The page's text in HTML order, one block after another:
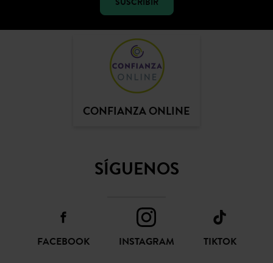
CONFIANZA ONLINE
SÍGUENOS
PINTEREST YOUTUBE